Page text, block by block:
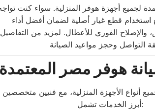
لجميع أجهزة هوفر المنزلية. سواء كنت
الفوري للأعطال. لمزيد من
هوفر مصر
أبرز الخدمات تشمل: